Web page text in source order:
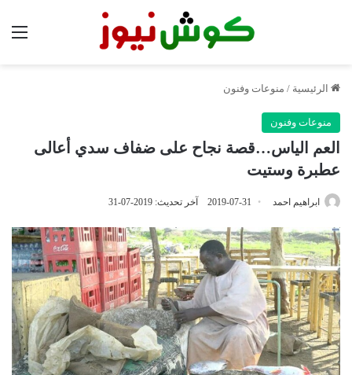
الرئيسية / منوعات وفنون
منوعات وفنون
العم الياس…قصة نجاح على ضفاف سدي أعالى
عطبرة وستيت
ابراهيم احمد 2019-07-31 آخر تحديث: 2019-07-31